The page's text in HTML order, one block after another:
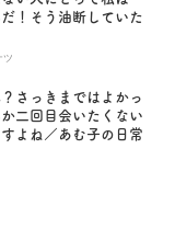
だ！そう油断していた
ツ
？さっきまではよかっ
二回目会いたくない
よね／あむ子の日常